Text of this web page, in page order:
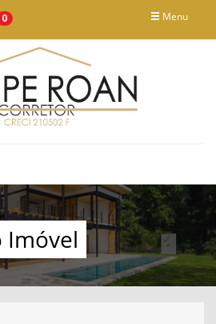
0 Menu
Imóvel